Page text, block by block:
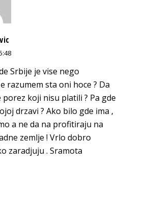
Srbije je vise nego
razumem sta oni hoce ? Da
porez koji nisu platili ? Pa gde
drzavi ? Ako bilo gde ima ,
a ne da na profitiraju na
zemlje ! Vrlo dobro
zaradjuju . Sramota